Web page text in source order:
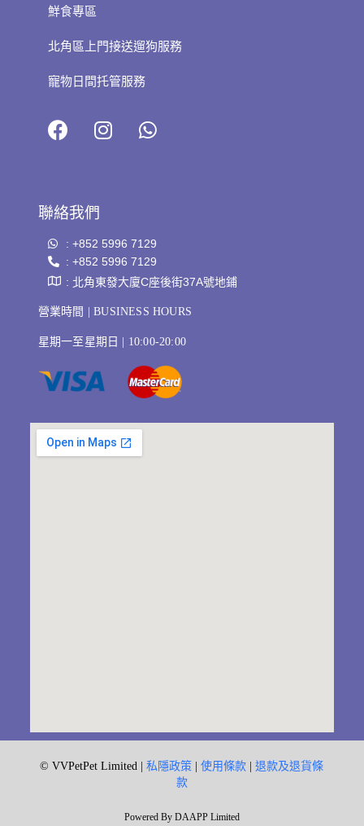
鮮食專區
北角區上門接送遛狗服務
寵物日間托管服務
聯絡我們
: +852 5996 7129
: +852 5996 7129
: 北角東發大廈C座後街37A號地鋪
營業時間 | BUSINESS HOURS
星期一至星期日 | 10:00-20:00
© VVPetPet Limited |私隱政策 |使用條款 |退款及退貨條
款
Powered By DAAPP Limited